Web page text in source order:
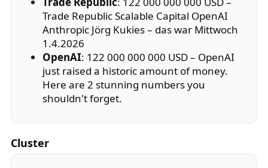
Trade Republic Scalable Capital OpenAI
Anthropic Jörg Kukies – das war Mittwoch
1.4.2026
OpenAI: 122 000 000 000 USD – OpenAI
just raised a historic amount of money.
Here are 2 stunning numbers you
shouldn't forget.
Cluster